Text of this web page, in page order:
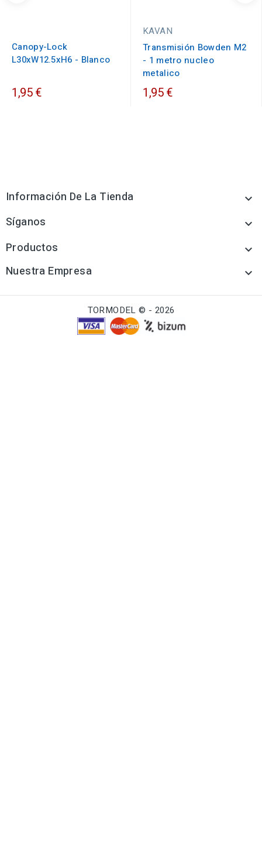
Canopy-Lock
L30xW12.5xH6 - Blanco
1,95 €
KAVAN
Transmisión Bowden M2
- 1 metro nucleo
metalico
1,95 €
Información De La Tienda 
Síganos 
Productos 
Nuestra Empresa 
TORMODEL © - 2026